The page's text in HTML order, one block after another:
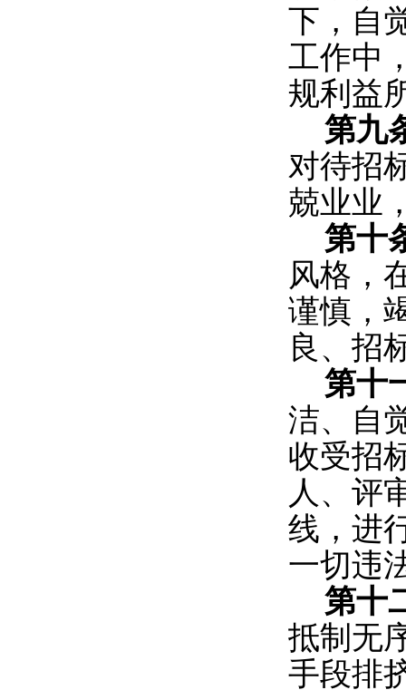
下，自
工作中
规利益
第九
对待招
兢业业
第十
风格，
谨慎，
良、招
第十
洁、自
收受招
人、评
线，进
一切违
第十
抵制无
手段排